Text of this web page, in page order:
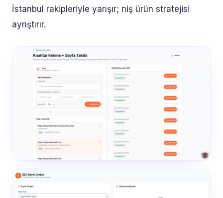
İstanbul rakipleriyle yarışır; niş ürün stratejisi
ayrıştırır.